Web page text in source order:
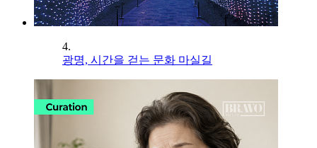
4.
광명, 시간을 걷는 문화 마실길